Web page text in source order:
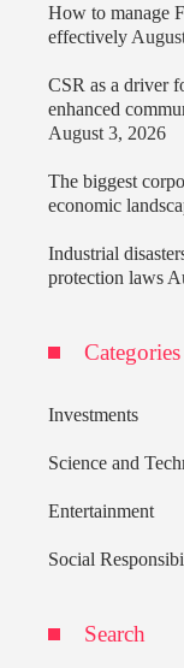
How to manage
effectively
CSR as a driver
enhanced
August 3, 2026
The biggest
economic
Industrial
protection laws
Categories
Investments
Science and
Entertainment
Social
Search